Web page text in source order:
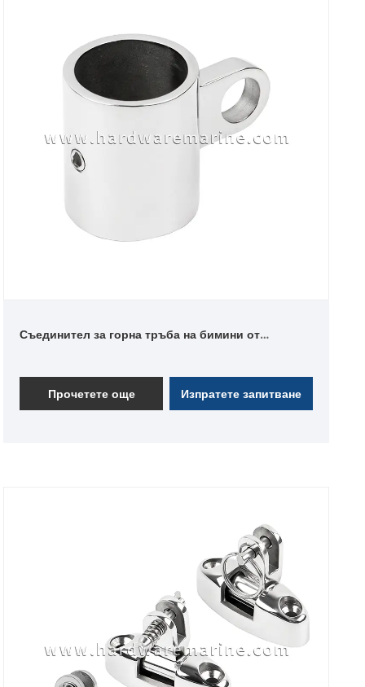
Съединител за горна тръба на бимини от
Прочетете още Изпратете запитване